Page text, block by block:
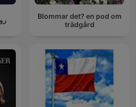
Blommar det? en pod om
trädgård